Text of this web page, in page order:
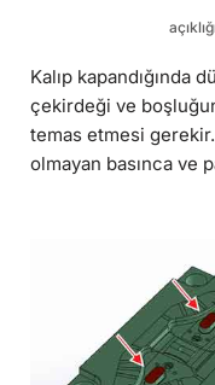
Kalıp kapandığında
çekirdeği ve
temas etmesi
olmayan basınca ve